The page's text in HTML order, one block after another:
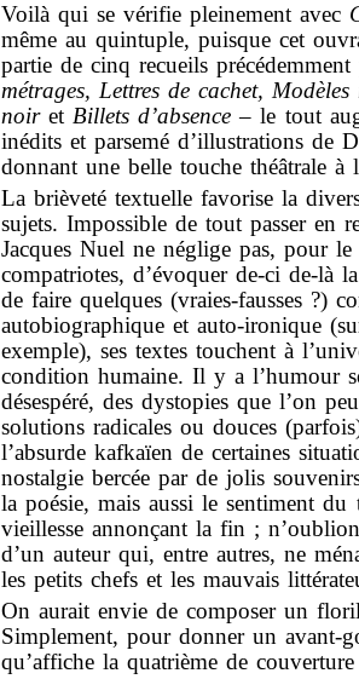
Voilà qui se vérifie pleinement avec
même au quintuple, puisque cet
partie de cinq recueils
métrages, Lettres de cachet, Modèles
noir et Billets d’absence – le tout
inédits et parsemé d’illustrations de
donnant une belle touche théâtrale à
La brièveté textuelle favorise la
sujets. Impossible de tout passer en
Jacques Nuel ne néglige pas, pour le
compatriotes, d’évoquer de-ci de-là
de faire quelques (vraies-fausses ?)
autobiographique et auto-ironique
exemple), ses textes touchent à
condition humaine. Il y a l’humour
désespéré, des dystopies que l’on
solutions radicales ou douces
l’absurde kafkaïen de certaines
nostalgie bercée par de jolis
la poésie, mais aussi le sentiment du
vieillesse annonçant la fin ;
d’un auteur qui, entre autres, ne
les petits chefs et les mauvais
On aurait envie de composer un
Simplement, pour donner un avant-
qu’affiche la quatrième de